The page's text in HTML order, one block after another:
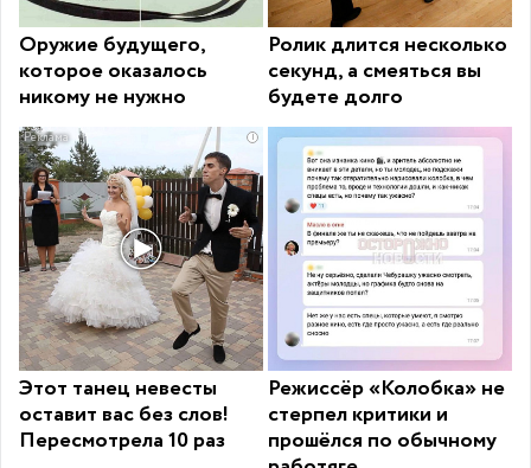
Оружие будущего,
которое оказалось
никому не нужно
Ролик длится несколько
секунд, а смеяться вы
будете долго
i
Этот танец невесты
оставит вас без слов!
Пересмотрела 10 раз
Режиссёр «Колобка» не
стерпел критики и
прошёлся по обычному